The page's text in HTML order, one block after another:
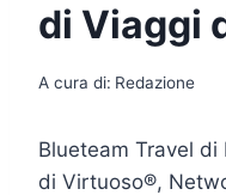
di Viaggi
A cura di: Redazione
Blueteam Travel
di Virtuoso®,